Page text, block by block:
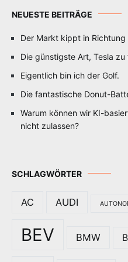
NEUESTE BEITRÄGE
Der Markt kippt in Richtung
Die günstigste Art, Tesla zu
Eigentlich bin ich der Golf.
Die fantastische Donut-
Warum können wir KI-
nicht zulassen?
SCHLAGWÖRTER
AC AUDI
BEV BMW